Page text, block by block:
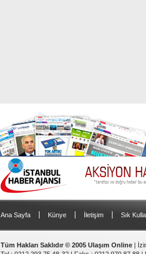
Ana Sayfa Künye İletişim Sık
Tüm Hakları Saklıdır © 2005 Ulaşım Online |